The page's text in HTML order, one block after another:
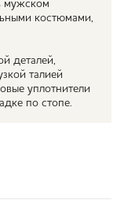
мужском
костюмами,
деталей,
талией
уплотнители
по стопе.